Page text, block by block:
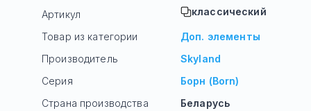
Артикул классический
Товар из категории
Доп. элементы
Производитель
Skyland
Серия
Борн (Born)
Страна производства
Беларусь